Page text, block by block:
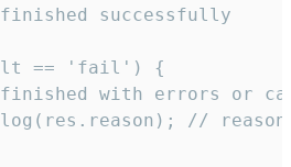
successfully
== 'fail') {
with errors or
//